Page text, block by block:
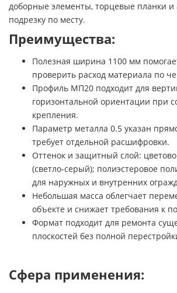
доборные элементы, торцевые планки и
подрезку по месту.
Преимущества:
Полезная ширина 1100 мм
проверить расход материала по
Профиль МП20 подходит для
горизонтальной ориентации при
крепления.
Параметр металла 0.5 указан
требует отдельной расшифровки.
Оттенок и защитный слой:
(светло-серый); полиэстеровое
для наружных и внутренних
Небольшая масса облегчает
объекте и снижает требования к
Формат подходит для ремонта
плоскостей без полной
Сфера применения: